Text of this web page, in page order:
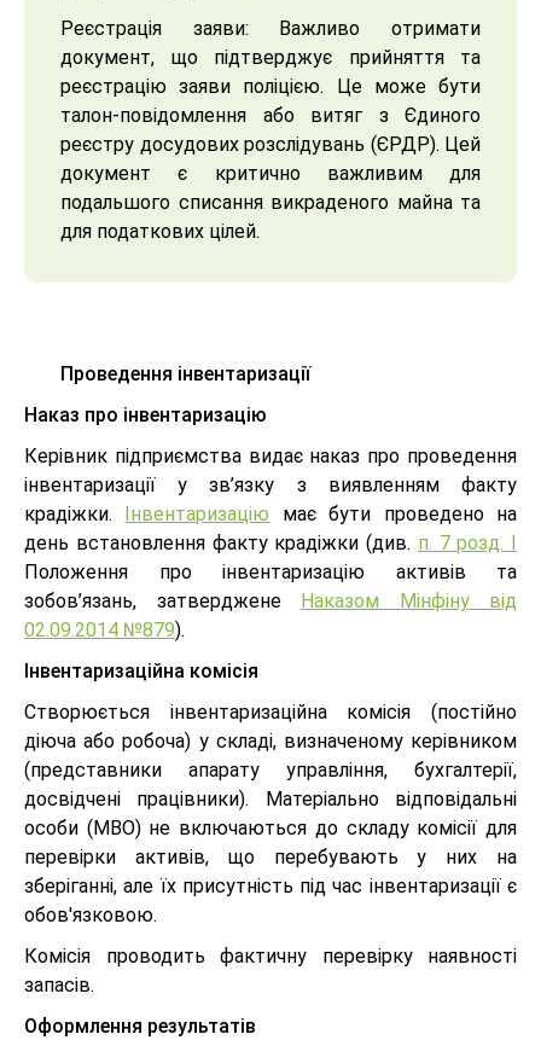
Реєстрація заяви: Важливо отримати
документ, що підтверджує прийняття та
реєстрацію заяви поліцією. Це може бути
талон-повідомлення або витяг з Єдиного
реєстру досудових розслідувань (ЄРДР). Цей
документ є критично важливим для
подальшого списання викраденого майна та
для податкових цілей.
Проведення інвентаризації
Наказ про інвентаризацію
Керівник підприємства видає наказ про проведення
інвентаризації у зв’язку з виявленням факту
крадіжки. Інвентаризацію має бути проведено на
день встановлення факту крадіжки (див. п. 7 розд. І
Положення про інвентаризацію активів та
зобов’язань, затверджене Наказом Мінфіну від
02.09.2014 №879).
Інвентаризаційна комісія
Створюється інвентаризаційна комісія (постійно
діюча або робоча) у складі, визначеному керівником
(представники апарату управління, бухгалтерії,
досвідчені працівники). Матеріально відповідальні
особи (МВО) не включаються до складу комісії для
перевірки активів, що перебувають у них на
зберіганні, але їх присутність під час інвентаризації є
обов'язковою.
Комісія проводить фактичну перевірку наявності
запасів.
Оформлення результатів